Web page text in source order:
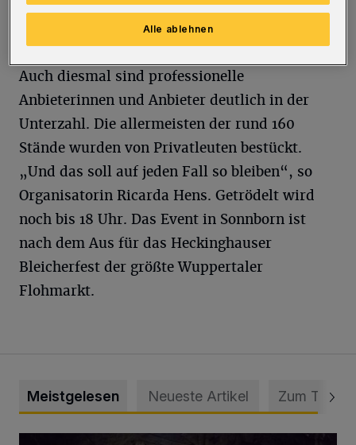
unterwegs, als die Händlerinnen und Händler
Auch diesmal sind professionelle
Anbieterinnen und Anbieter deutlich in der
Unterzahl. Die allermeisten der rund 160
Stände wurden von Privatleuten bestückt.
„Und das soll auf jeden Fall so bleiben“, so
Organisatorin Ricarda Hens. Getrödelt wird
noch bis 18 Uhr. Das Event in Sonnborn ist
nach dem Aus für das Heckinghauser
Bleicherfest der größte Wuppertaler
Flohmarkt.
Meistgelesen Neueste Artikel Zum Thema
Alle ablehnen